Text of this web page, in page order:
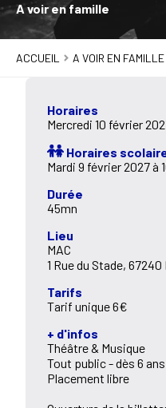
A voir en famille
ACCUEIL A VOIR EN FAMILLE
Horaires
Mercredi 10 février
Horaires
Mardi 9 février 2027 à
Durée
45mn
Lieu
MAC
1 Rue du Stade,
Tarifs
Tarif unique 6€
+ d'infos
Théâtre & Musique
Tout public - dès 6 ans
Placement libre